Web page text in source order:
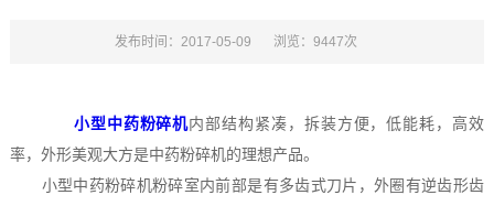
发布时间：2017-05-09 浏览：9447次
小型中药粉碎机内部结构紧凑，拆装方便，低能耗，高效
率，外形美观大方是中药粉碎机的理想产品。
小型中药粉碎机粉碎室内前部是有多齿式刀片，外圈有逆齿形齿